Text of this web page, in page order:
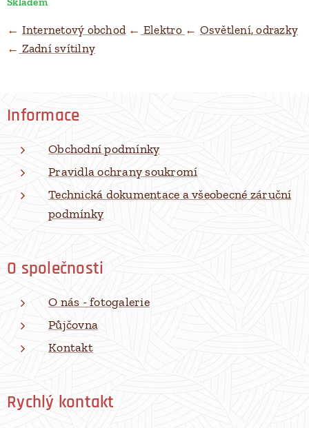
← Internetový obchod← Elektro ← Osvětlení, odrazky
← Zadní svítilny
Informace
Obchodní podmínky
Pravidla ochrany soukromí
Technická dokumentace a všeobecné záruční
podmínky
O společnosti
O nás - fotogalerie
Půjčovna
Kontakt
Rychlý kontakt